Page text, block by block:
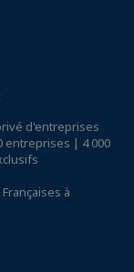
d'entreprises
entreprises | 4 000
à